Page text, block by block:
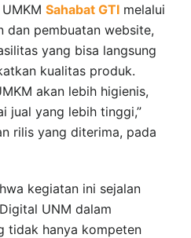
Sahabat GTI melalui
dan pembuatan website,
yang bisa langsung
kualitas produk.
akan lebih higienis,
jual yang lebih tinggi,”
rilis yang diterima, pada
kegiatan ini sejalan
UNM dalam
tidak hanya kompeten